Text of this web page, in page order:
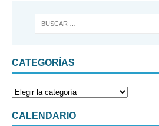
CATEGORÍAS
CALENDARIO